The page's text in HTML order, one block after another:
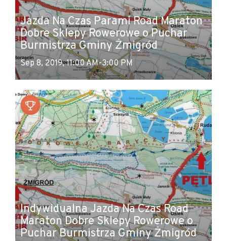
Jazda Na Czas Parami Road Maraton
Dobre Sklepy Rowerowe o Puchar
Burmistrza Gminy Żmigród
Sep 8, 2019, 11:00 AM-3:00 PM
Indywidualna Jazda Na Czas Road
Maraton Dobre Sklepy Rowerowe o
Puchar Burmistrza Gminy Żmigród